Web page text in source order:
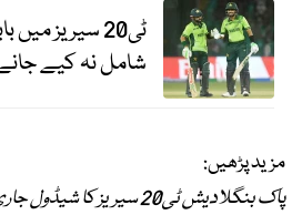
ٹی20 سیریز
شامل نہ کیے
مزید پڑھیں:
پاک بنگلادیش ٹی20 سیریز کا شیڈول جاری